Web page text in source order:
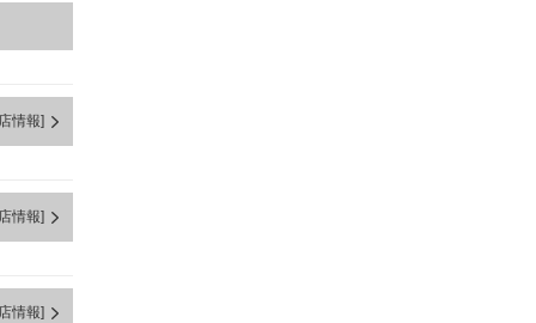
情報]
情報]
情報]